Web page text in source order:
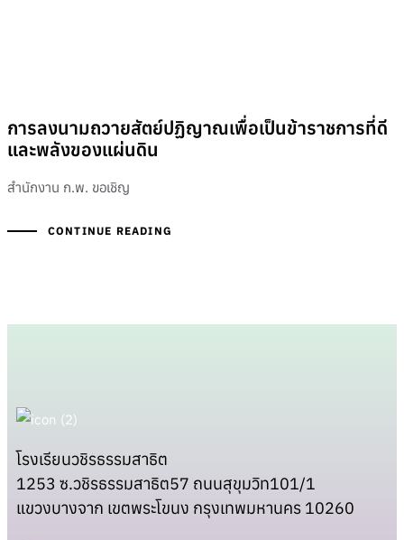
การลงนามถวายสัตย์ปฏิญาณเพื่อเป็นข้าราชการที่ดี
และพลังของแผ่นดิน
สำนักงาน ก.พ. ขอเชิญ
CONTINUE READING
โรงเรียนวชิรธรรมสาธิต
1253 ซ.วชิรธรรมสาธิต57 ถนนสุขุมวิท101/1
แขวงบางจาก เขตพระโขนง กรุงเทพมหานคร 10260